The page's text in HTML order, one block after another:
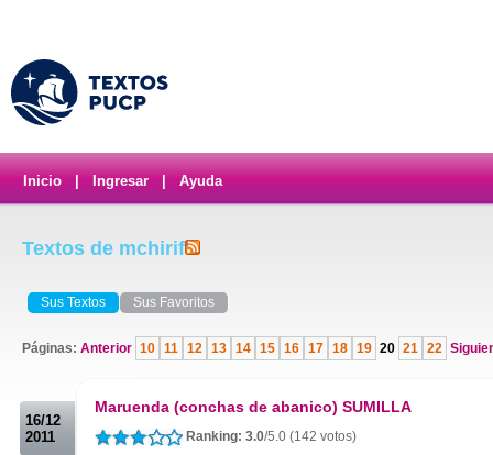
Inicio Ingresar Ayuda
Textos de mchirif
Sus Textos Sus Favoritos
Páginas: Anterior 10 11 12 13 14 15 16 17 18 19 20 21 22
16/12
2011
Maruenda (conchas de abanico) SUMILLA
Ranking: 3.0/5.0 (142 votos)